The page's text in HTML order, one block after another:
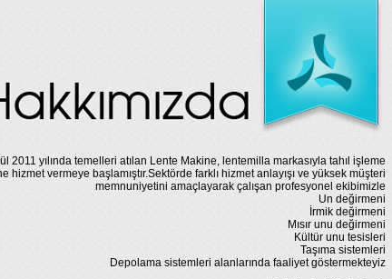
2011 yılında temelleri atılan Lente Makine, lentemilla markasıyla tahıl işleme
hizmet vermeye başlamıştır.Sektörde farklı hizmet anlayışı ve yüksek müşteri
memnuniyetini amaçlayarak çalışan profesyonel ekibimizle
Un değirmeni
İrmik değirmeni
Mısır unu değirmeni
Kültür unu tesisleri
Taşıma sistemleri
Depolama sistemleri alanlarında faaliyet göstermekteyiz